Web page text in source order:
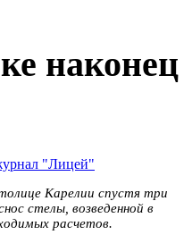
наконец
"Лицей"
Карелии спустя три
стелы, возведенной в
расчетов.